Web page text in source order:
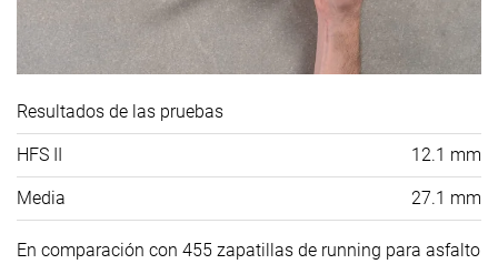
Resultados de las pruebas
HFS II 12.1 mm
Media 27.1 mm
En comparación con 455 zapatillas de running para asfalto